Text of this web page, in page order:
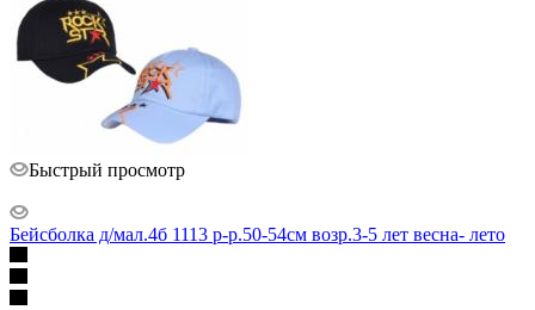
Быстрый просмотр
Бейсболка д/мал.4б 1113 р-р.50-54см возр.3-5 лет весна- лето